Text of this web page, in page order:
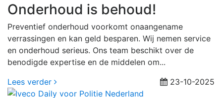
Onderhoud is behoud!
Preventief onderhoud voorkomt onaangename
verrassingen en kan geld besparen. Wij nemen service
en onderhoud serieus. Ons team beschikt over de
benodigde expertise en de middelen om...
Lees verder
23-10-2025